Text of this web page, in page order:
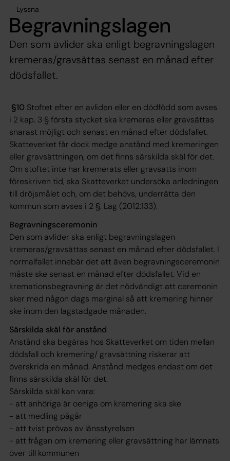
Lyssna
Begravningslagen
Den som avlider ska enligt begravningslagen
kremeras/gravsättas senast en månad efter
dödsfallet.
§10 Stoftet efter en avliden eller en dödfödd som avses
i 2 kap. 3 § första stycket ska kremeras eller gravsättas
snarast möjligt och senast en månad efter dödsfallet.
Skatteverket får dock medge anstånd med kremeringen
eller gravsättningen, om det finns särskilda skäl för det.
Om stoftet inte har kremerats eller gravsatts inom
föreskriven tid, ska Skatteverket undersöka anledningen
till dröjsmålet och, om det behövs, underrätta den
kommun som avses i 2 §. Lag (2012:133).
Begravningsceremonin
Den som avlider ska enligt begravningslagen
kremeras/gravsättas senast en månad efter dödsfallet. I
normalfallet innebär det att även begravningsceremonin
måste ske senast en månad efter dödsfallet. Vid en
kremationsbegravning är det nödvändigt att ceremonin
sker med någon dags marginal så att kremering hinner
ske inom den lagstadgade månaden.
Särskilda skäl för anstånd
Anstånd ska begäras hos Skatteverket om tiden mellan
dödsfall och kremering/ gravsättning riskerar att
överskrida en månad. Anstånd medges endast om det
finns särskilda skäl för det.
Särskilda skäl kan vara:
- att anhöriga är oeniga om kremering ska ske
- att medling pågår
- att tvist prövas av länsstyrelsen
- att frågan om kremering eller gravsättning har lämnats
över till kommunen